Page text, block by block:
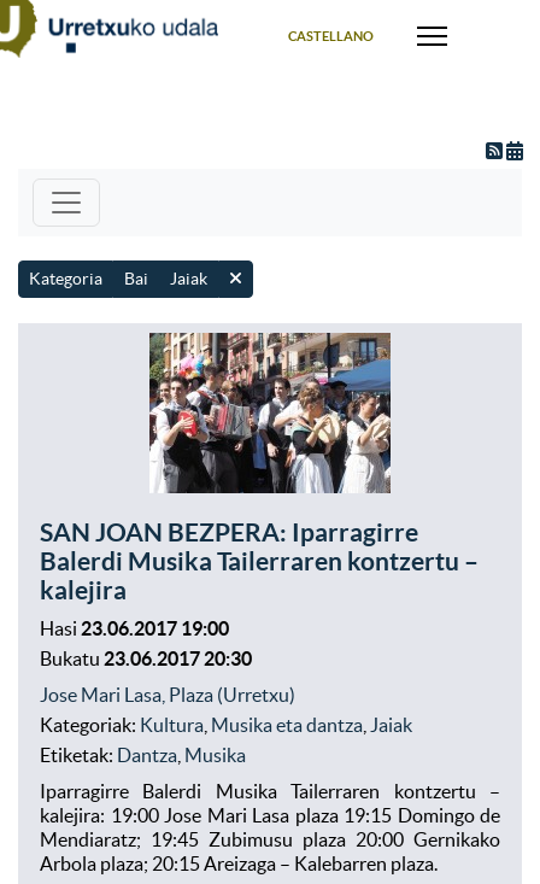
CASTELLANO
Kategoria Bai Jaiak
SAN JOAN BEZPERA: Iparragirre
Balerdi Musika Tailerraren kontzertu –
kalejira
Hasi 23.06.2017 19:00
Bukatu 23.06.2017 20:30
Jose Mari Lasa, Plaza (Urretxu)
Kategoriak: Kultura Musika eta dantza Jaiak
Etiketak: Dantza Musika
Iparragirre Balerdi Musika Tailerraren kontzertu –
kalejira: 19:00 Jose Mari Lasa plaza 19:15 Domingo de
Mendiaratz; 19:45 Zubimusu plaza 20:00 Gernikako
Arbola plaza; 20:15 Areizaga – Kalebarren plaza.